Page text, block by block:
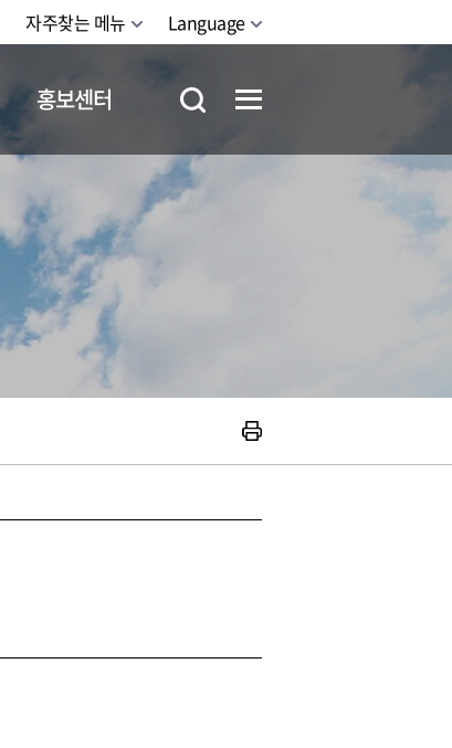
자주찾는 메뉴 Language
홍보센터